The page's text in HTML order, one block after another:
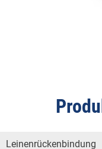
Leinenrückenbindung